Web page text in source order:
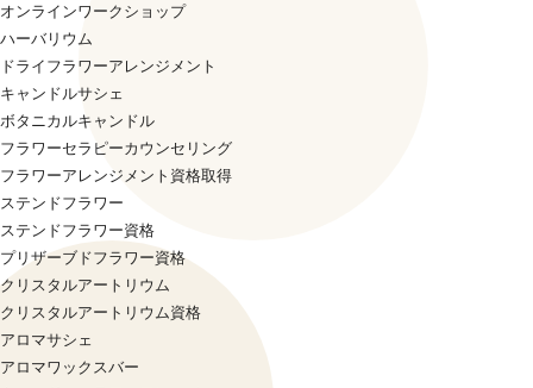
オンラインワークショップ
ハーバリウム
ドライフラワーアレンジメント
キャンドルサシェ
ボタニカルキャンドル
フラワーセラピーカウンセリング
フラワーアレンジメント資格取得
ステンドフラワー
ステンドフラワー資格
プリザーブドフラワー資格
クリスタルアートリウム
クリスタルアートリウム資格
アロマサシェ
アロマワックスバー